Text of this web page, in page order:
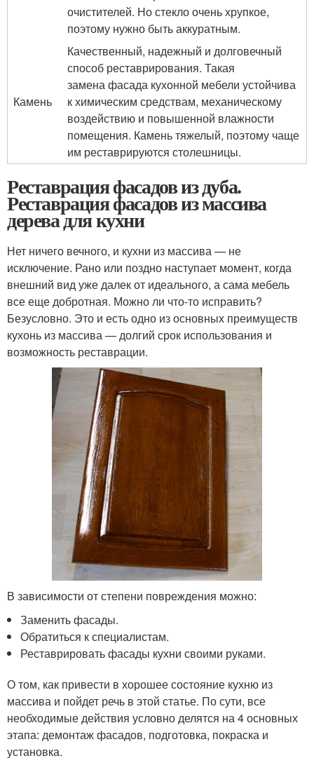
очистителей. Но стекло очень хрупкое,
поэтому нужно быть аккуратным.
Камень
Качественный, надежный и долговечный
способ реставрирования. Такая
замена фасада кухонной мебели устойчива
к химическим средствам, механическому
воздействию и повышенной влажности
помещения. Камень тяжелый, поэтому чаще
им реставрируются столешницы.
Реставрация фасадов из дуба.
Реставрация фасадов из массива
дерева для кухни
Нет ничего вечного, и кухни из массива — не
исключение. Рано или поздно наступает момент, когда
внешний вид уже далек от идеального, а сама мебель
все еще добротная. Можно ли что-то исправить?
Безусловно. Это и есть одно из основных преимуществ
кухонь из массива — долгий срок использования и
возможность реставрации.
В зависимости от степени повреждения можно:
Заменить фасады.
Обратиться к специалистам.
Реставрировать фасады кухни своими руками.
О том, как привести в хорошее состояние кухню из
массива и пойдет речь в этой статье. По сути, все
необходимые действия условно делятся на 4 основных
этапа: демонтаж фасадов, подготовка, покраска и
установка.